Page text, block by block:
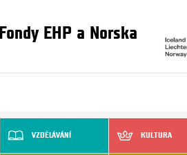
Fondy EHP a Norska
VZDĚLÁVÁNÍ KULTURA